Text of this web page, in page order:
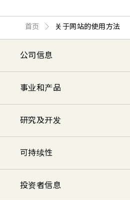
首页 关于网站的使用方法
公司信息
事业和产品
研究及开发
可持续性
投资者信息